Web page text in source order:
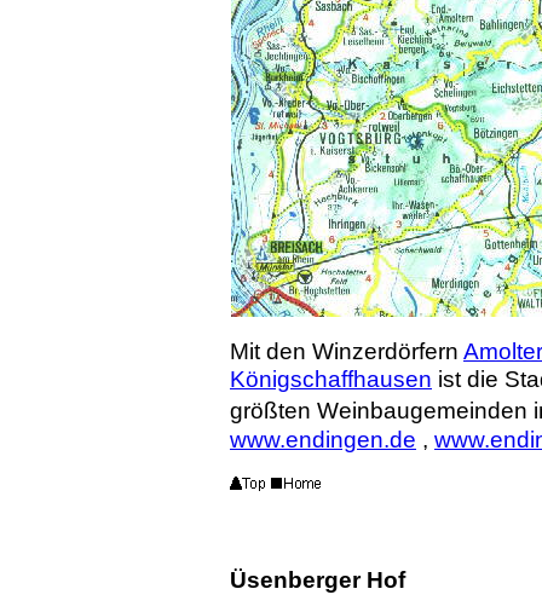
Mit den Winzerdörfern
Königschaffhausen ist die
größten Weinbaugemeinden
www.endingen.de ,
Üsenberger Hof